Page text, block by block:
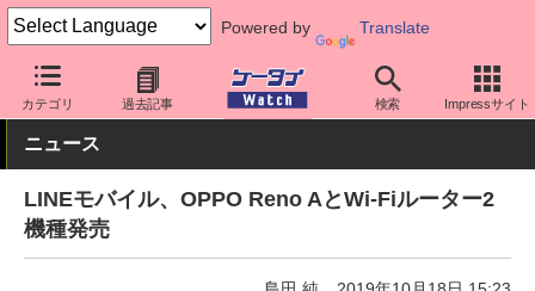
Powered by Translate
カテゴリ 過去記事 検索 Impressサイト
ケータイ Watch 格安スマホ/格安SIM 格安SIM/MVNO LINEモ
ニュース
LINEモバイル、OPPO Reno AとWi-Fiルーター2
機種発売